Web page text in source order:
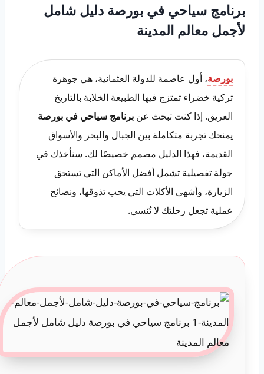
برنامج سياحي في بورصة دليل شامل
لأجمل معالم المدينة
بورصة، أول عاصمة للدولة العثمانية، هي جوهرة
تركية خضراء تمتزج فيها الطبيعة الخلابة بالتاريخ
العريق. إذا كنت تبحث عن برنامج سياحي في بورصة
يمنحك تجربة متكاملة بين الجبال والبحر والأسواق
القديمة، فهذا الدليل مصمم خصيصًا لك. سنأخذك في
جولة تفصيلية تشمل أفضل الأماكن التي تستحق
الزيارة، وأشهى الأكلات التي يجب تذوقها، ونصائح
عملية تجعل رحلتك لا تُنسى.